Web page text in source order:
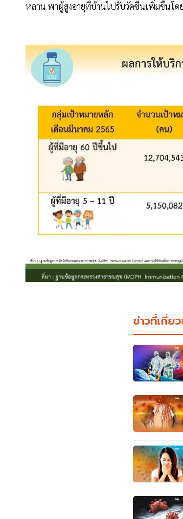
หลาน พาผู้สูงอายุที่บ้านไปรับวัคซีนเพิ่มขึ้นโด
ข่าวที่เกี่ย